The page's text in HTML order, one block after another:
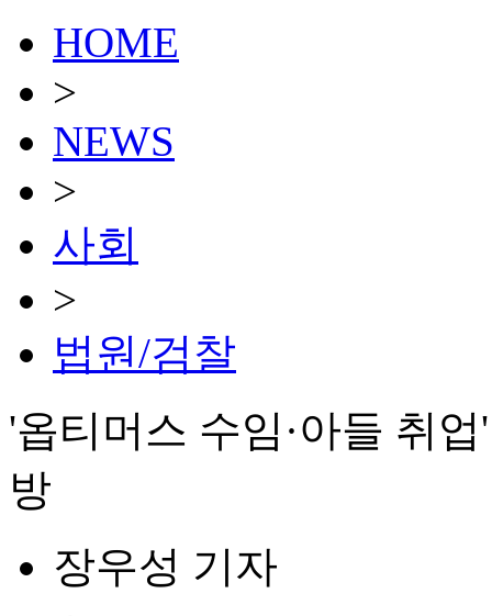
HOME
>
NEWS
>
사회
>
법원/검찰
'옵티머스 수임·아들 취
방
장우성 기자